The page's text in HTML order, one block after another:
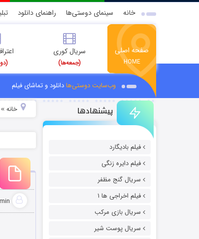
خانه سینمای دوستی‌ها راهنمای دانلود
صفحه اصلی
HOME
سریال کوری
(جمعه‌ها)
وب‌سایت دوستی‌هادانلود و تماشای فیلم
پیشنهادها
فیلم بادیگارد
فیلم دایره زنگی
سریال گنج مظفر
فیلم اخراجی ها ۱
سریال بازی مرکب
سریال پوست شیر
خانه»